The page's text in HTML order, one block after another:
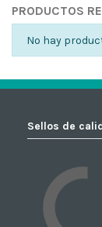
PRODUCTOS
No hay
Sellos de